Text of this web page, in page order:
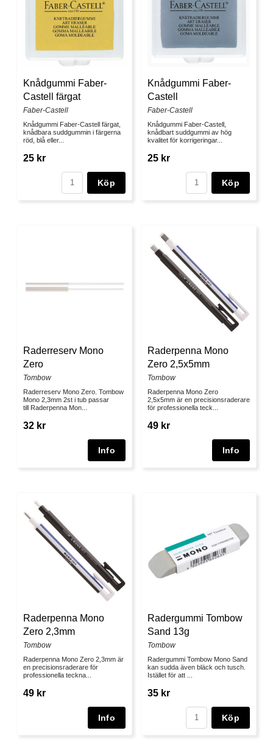
Knådgummi Faber-
Castell färgat
Faber-Castell
Knådgummi Faber-Castell färgat,
knådbara suddgummin i färgerna
röd, blå eller...
25 kr
Köp
Knådgummi Faber-
Castell
Faber-Castell
Knådgummi Faber-Castell,
knådbart suddgummi av hög
kvalitet för korrigeringar...
25 kr
Köp
Raderreserv Mono
Zero
Tombow
Raderreserv Mono Zero. Tombow
Mono 2,3mm 2st i tub passar
till Raderpenna Mon...
32 kr
Raderpenna Mono
Zero 2,5x5mm
Tombow
Raderpenna Mono Zero
2,5x5mm är en precisionsraderare
för professionella teck...
49 kr
Raderpenna Mono
Zero 2,3mm
Tombow
Raderpenna Mono Zero 2,3mm är
en precisionsraderare för
professionella teckna...
49 kr
Radergummi Tombow
Sand 13g
Tombow
Radergummi Tombow Mono Sand
kan sudda även bläck och tusch.
Istället för att ...
35 kr
Köp